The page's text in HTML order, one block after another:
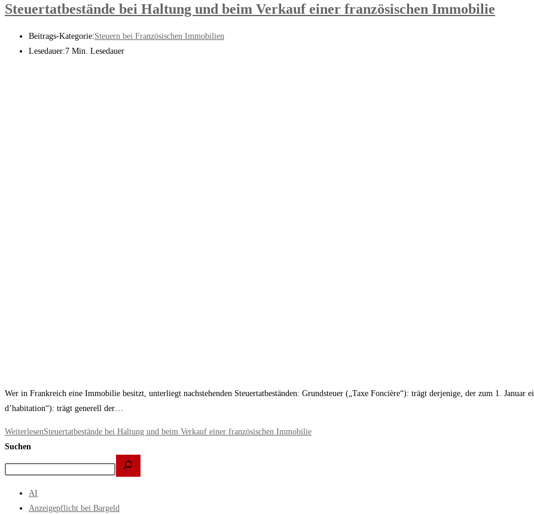
Steuertatbestände bei Haltung und beim Verkauf einer französischen Immobilie
Beitrags-Kategorie:Steuern bei Französischen Immobilien
Lesedauer:7 Min. Lesedauer
Wer in Frankreich eine Immobilie besitzt, unterliegt nachstehenden Steuertatbeständen: Grundsteuer („Taxe Foncière“): trägt derjenige, der zum 1. Januar
d’habitation“): trägt generell der…
WeiterlesenSteuertatbestände bei Haltung und beim Verkauf einer französischen Immobilie
Suchen
AI
Anzeigepflicht bei Bargeld